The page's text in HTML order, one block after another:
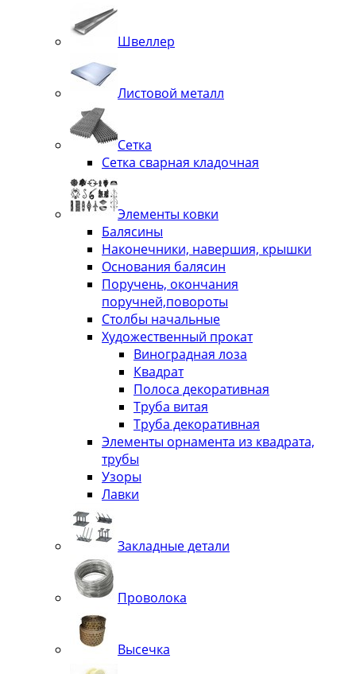
Швеллер
Листовой металл
Сетка
Сетка сварная кладочная
Элементы ковки
Балясины
Наконечники, навершия, крышки
Основания балясин
Поручень, окончания
поручней,повороты
Столбы начальные
Художественный прокат
Виноградная лоза
Квадрат
Полоса декоративная
Труба витая
Труба декоративная
Элементы орнамента из квадрата,
трубы
Узоры
Лавки
Закладные детали
Проволока
Высечка